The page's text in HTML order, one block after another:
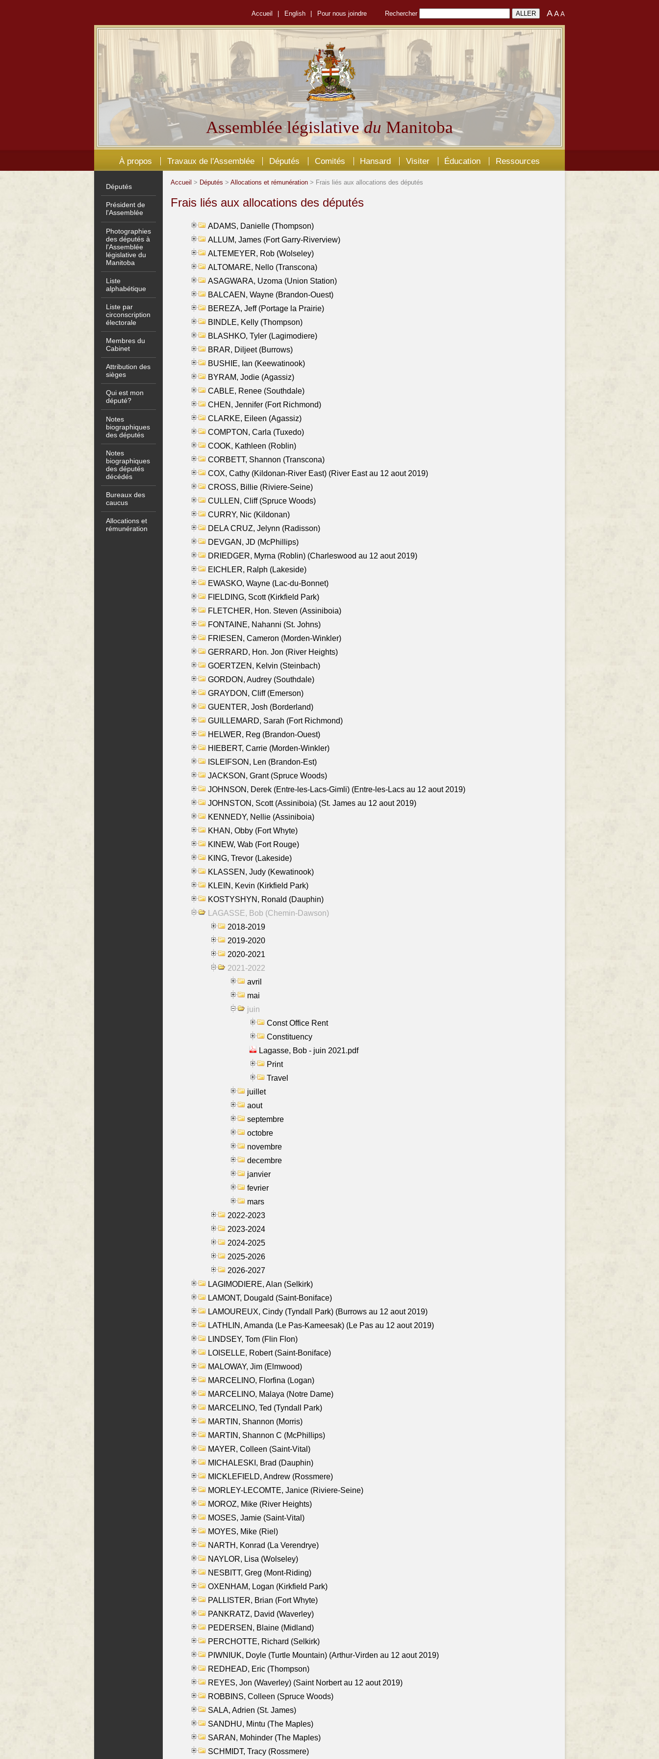
Accueil English Pour nous joindre Rechercher AA A
Assemblée législativedu Manitoba
À propos Travaux de l'Assemblée Députés Comités Hansard Visiter Éducation Ressources
Députés
Président de
l'Assemblée
Photographies
des députés à
l'Assemblée
législative du
Manitoba
Liste
alphabétique
Liste par
circonscription
électorale
Membres du
Cabinet
Attribution des
sièges
Qui est mon
député?
Notes
biographiques
des députés
Notes
biographiques
des députés
décédés
Bureaux des
caucus
Allocations et
rémunération
Accueil > Députés > Allocations et rémunération > Frais liés aux allocations des députés
Frais liés aux allocations des députés
ADAMS, Danielle (Thompson)
ALLUM, James (Fort Garry-Riverview)
ALTEMEYER, Rob (Wolseley)
ALTOMARE, Nello (Transcona)
ASAGWARA, Uzoma (Union Station)
BALCAEN, Wayne (Brandon-Ouest)
BEREZA, Jeff (Portage la Prairie)
BINDLE, Kelly (Thompson)
BLASHKO, Tyler (Lagimodiere)
BRAR, Diljeet (Burrows)
BUSHIE, Ian (Keewatinook)
BYRAM, Jodie (Agassiz)
CABLE, Renee (Southdale)
CHEN, Jennifer (Fort Richmond)
CLARKE, Eileen (Agassiz)
COMPTON, Carla (Tuxedo)
COOK, Kathleen (Roblin)
CORBETT, Shannon (Transcona)
COX, Cathy (Kildonan-River East) (River East au 12 aout 2019)
CROSS, Billie (Riviere-Seine)
CULLEN, Cliff (Spruce Woods)
CURRY, Nic (Kildonan)
DELA CRUZ, Jelynn (Radisson)
DEVGAN, JD (McPhillips)
DRIEDGER, Myrna (Roblin) (Charleswood au 12 aout 2019)
EICHLER, Ralph (Lakeside)
EWASKO, Wayne (Lac-du-Bonnet)
FIELDING, Scott (Kirkfield Park)
FLETCHER, Hon. Steven (Assiniboia)
FONTAINE, Nahanni (St. Johns)
FRIESEN, Cameron (Morden-Winkler)
GERRARD, Hon. Jon (River Heights)
GOERTZEN, Kelvin (Steinbach)
GORDON, Audrey (Southdale)
GRAYDON, Cliff (Emerson)
GUENTER, Josh (Borderland)
GUILLEMARD, Sarah (Fort Richmond)
HELWER, Reg (Brandon-Ouest)
HIEBERT, Carrie (Morden-Winkler)
ISLEIFSON, Len (Brandon-Est)
JACKSON, Grant (Spruce Woods)
JOHNSON, Derek (Entre-les-Lacs-Gimli) (Entre-les-Lacs au 12 aout 2019)
JOHNSTON, Scott (Assiniboia) (St. James au 12 aout 2019)
KENNEDY, Nellie (Assiniboia)
KHAN, Obby (Fort Whyte)
KINEW, Wab (Fort Rouge)
KING, Trevor (Lakeside)
KLASSEN, Judy (Kewatinook)
KLEIN, Kevin (Kirkfield Park)
KOSTYSHYN, Ronald (Dauphin)
LAGASSE, Bob (Chemin-Dawson)
2018-2019
2019-2020
2020-2021
2021-2022
avril
mai
juin
Const Office Rent
Constituency
Lagasse, Bob - juin 2021.pdf
Print
Travel
juillet
aout
septembre
octobre
novembre
decembre
janvier
fevrier
mars
2022-2023
2023-2024
2024-2025
2025-2026
2026-2027
LAGIMODIERE, Alan (Selkirk)
LAMONT, Dougald (Saint-Boniface)
LAMOUREUX, Cindy (Tyndall Park) (Burrows au 12 aout 2019)
LATHLIN, Amanda (Le Pas-Kameesak) (Le Pas au 12 aout 2019)
LINDSEY, Tom (Flin Flon)
LOISELLE, Robert (Saint-Boniface)
MALOWAY, Jim (Elmwood)
MARCELINO, Florfina (Logan)
MARCELINO, Malaya (Notre Dame)
MARCELINO, Ted (Tyndall Park)
MARTIN, Shannon (Morris)
MARTIN, Shannon C (McPhillips)
MAYER, Colleen (Saint-Vital)
MICHALESKI, Brad (Dauphin)
MICKLEFIELD, Andrew (Rossmere)
MORLEY-LECOMTE, Janice (Riviere-Seine)
MOROZ, Mike (River Heights)
MOSES, Jamie (Saint-Vital)
MOYES, Mike (Riel)
NARTH, Konrad (La Verendrye)
NAYLOR, Lisa (Wolseley)
NESBITT, Greg (Mont-Riding)
OXENHAM, Logan (Kirkfield Park)
PALLISTER, Brian (Fort Whyte)
PANKRATZ, David (Waverley)
PEDERSEN, Blaine (Midland)
PERCHOTTE, Richard (Selkirk)
PIWNIUK, Doyle (Turtle Mountain) (Arthur-Virden au 12 aout 2019)
REDHEAD, Eric (Thompson)
REYES, Jon (Waverley) (Saint Norbert au 12 aout 2019)
ROBBINS, Colleen (Spruce Woods)
SALA, Adrien (St. James)
SANDHU, Mintu (The Maples)
SARAN, Mohinder (The Maples)
SCHMIDT, Tracy (Rossmere)